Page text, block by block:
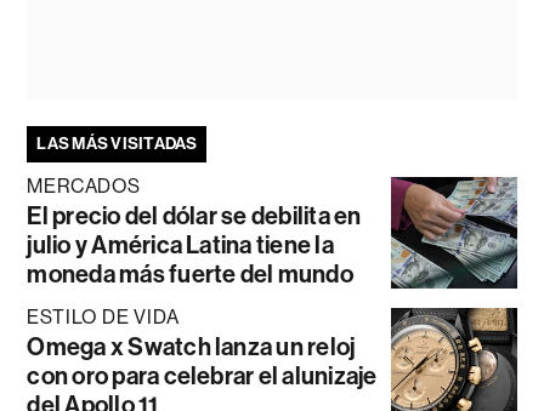
LAS MÁS VISITADAS
MERCADOS
El precio del dólar se debilita en
julio y América Latina tiene la
moneda más fuerte del mundo
ESTILO DE VIDA
Omega x Swatch lanza un reloj
con oro para celebrar el alunizaje
del Apollo 11